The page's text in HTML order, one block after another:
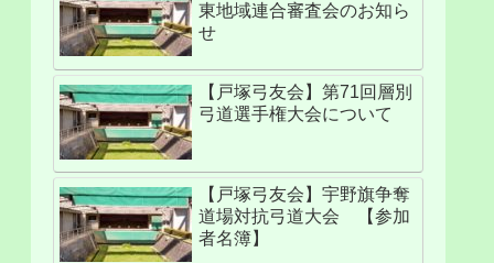
東地域連合審査会のお知ら
せ
【戸塚弓友会】第71回層別
弓道選手権大会について
【戸塚弓友会】宇野旗争奪
道場対抗弓道大会 【参加
者名簿】